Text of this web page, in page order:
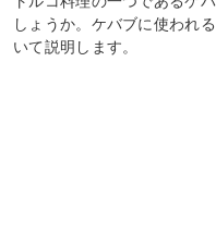
しょうか。ケバブに使われ
いて説明します。